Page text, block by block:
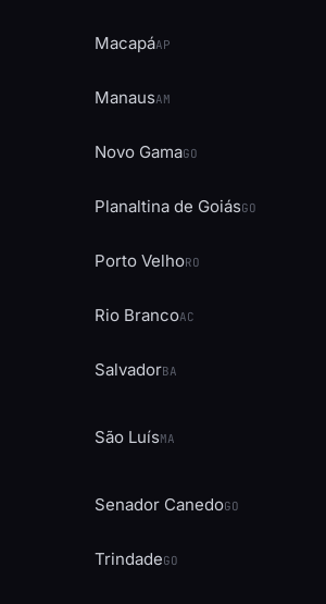
MacapáAP
ManausAM
Novo GamaGO
Planaltina de GoiásGO
Porto VelhoRO
Rio BrancoAC
SalvadorBA
São LuísMA
Senador CanedoGO
TrindadeGO